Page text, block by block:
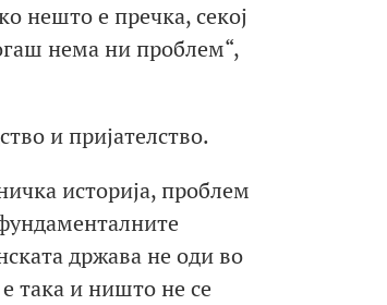
нешто е пречка, секој
нема ни проблем“,
и пријателство.
историја, проблем
држава не оди во
така и ништо не се